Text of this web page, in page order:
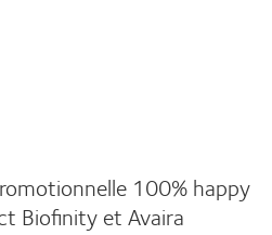
100% happy
Biofinity et Avaira